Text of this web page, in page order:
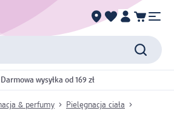
Darmowa wysyłka od 169 zł
& perfumy
Pielęgnacja ciała